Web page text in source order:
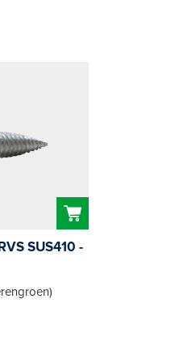
SUS410 -